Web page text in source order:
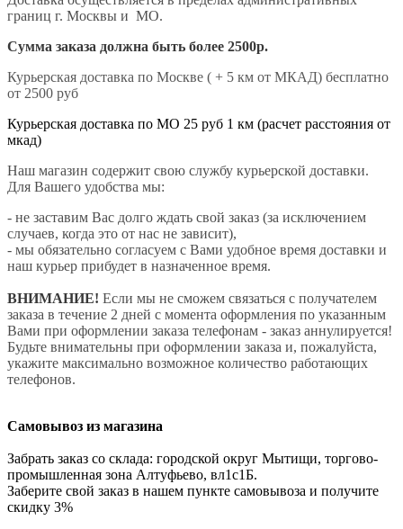
границ г. Москвы и МО.
Сумма заказа должна быть более 2500р.
Курьерская доставка по Москве ( + 5 км от МКАД) бесплатно
от 2500 руб
Курьерская доставка по МО 25 руб 1 км (расчет расстояния от
мкад)
Наш магазин содержит свою службу курьерской доставки.
Для Вашего удобства мы:
- не заставим Вас долго ждать свой заказ (за исключением
случаев, когда это от нас не зависит),
- мы обязательно согласуем с Вами удобное время доставки и
наш курьер прибудет в назначенное время.
ВНИМАНИЕ! Если мы не сможем связаться с получателем
заказа в течение 2 дней с момента оформления по указанным
Вами при оформлении заказа телефонам - заказ аннулируется!
Будьте внимательны при оформлении заказа и, пожалуйста,
укажите максимально возможное количество работающих
телефонов.
Самовывоз из магазина
Забрать заказ со склада: городской округ Мытищи, торгово-
промышленная зона Алтуфьево, вл1с1Б.
Заберите свой заказ в нашем пункте самовывоза и получите
скидку 3%